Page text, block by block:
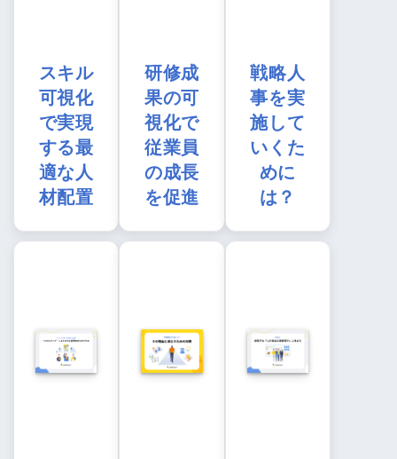
スキル
可視化
で実現
する最
適な人
材配置
研修成
果の可
視化で
従業員
の成長
を促進
戦略人
事を実
施して
いくた
めに
は？